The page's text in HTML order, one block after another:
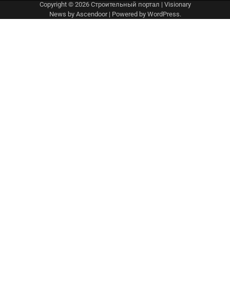
Copyright © 2026 Строительный портал | Visionary
News by Ascendoor| Powered by WordPress.